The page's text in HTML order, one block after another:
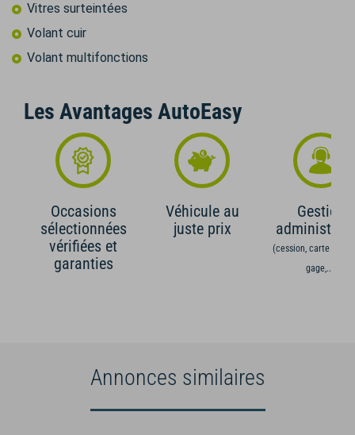
Vitres surteintées
Volant cuir
Volant multifonctions
Les Avantages AutoEasy
Occasions
sélectionnées
vérifiées et
garanties
Véhicule au
juste prix
Gestion
(cession, carte grise,
gage,...)
Annonces similaires